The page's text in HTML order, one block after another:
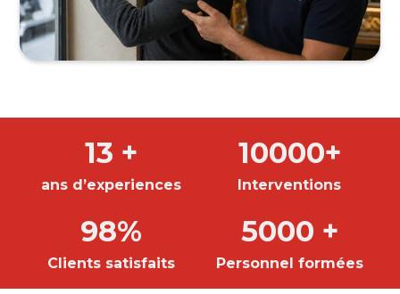
13 +
ans d’experiences
10000+
Interventions
98%
Clients satisfaits
5000 +
Personnel formées